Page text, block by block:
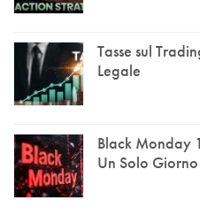
Tasse sul
Legale
Black Monday
Un Solo Giorno